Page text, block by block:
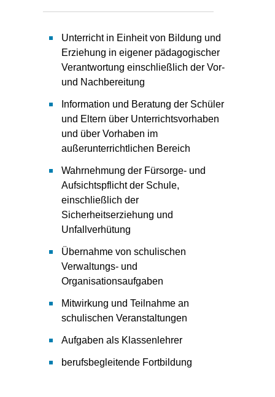
Unterricht in Einheit von Bildung und
Erziehung in eigener pädagogischer
Verantwortung einschließlich der Vor-
und Nachbereitung
Information und Beratung der Schüler
und Eltern über Unterrichtsvorhaben
und über Vorhaben im
außerunterrichtlichen Bereich
Wahrnehmung der Fürsorge- und
Aufsichtspflicht der Schule,
einschließlich der
Sicherheitserziehung und
Unfallverhütung
Übernahme von schulischen
Verwaltungs- und
Organisationsaufgaben
Mitwirkung und Teilnahme an
schulischen Veranstaltungen
Aufgaben als Klassenlehrer
berufsbegleitende Fortbildung